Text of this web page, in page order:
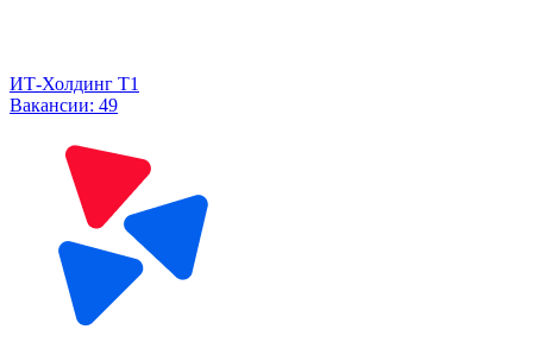
ИТ-Холдинг Т1
Вакансии: 49